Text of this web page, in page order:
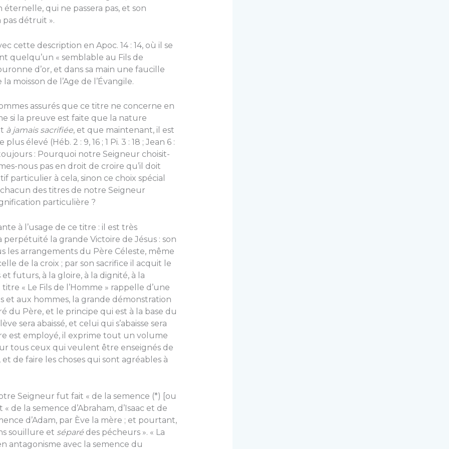
qui ne passera pas, et son
détruit ».
description en Apoc. 14 : 14, où il se
quelqu’un « semblable au Fils de
d’or, et dans sa main une faucille
moisson de l’Age de l’Évangile.
assurés que ce titre ne concerne en
si la preuve est faite que la nature
à jamais sacrifiée, et que maintenant, il est
élevé (Héb. 2 : 9, 16 ; 1 Pi. 3 : 18 ; Jean 6 :
toujours : Pourquoi notre Seigneur choisit-
nous pas en droit de croire qu’il doit
à cela, sinon ce choix spécial
des titres de notre Seigneur
particulière ?
l’usage de ce titre : il est très
perpétuité la grande Victoire de Jésus : son
les arrangements du Père Céleste, même
de la croix ; par son sacrifice il acquit le
futurs, à la gloire, à la dignité, à la
« Le Fils de l’Homme » rappelle d’une
et aux hommes, la grande démonstration
du Père, et le principe qui est à la base du
sera abaissé, et celui qui s’abaisse sera
est employé, il exprime tout un volume
tous ceux qui veulent être enseignés de
de faire les choses qui sont agréables à
fut fait « de la semence (*) [ou
de la semence d’Abraham, d’Isaac et de
d’Adam, par Ève la mère ; et pourtant,
souillure et séparédes pécheurs ». « La
antagonisme avec la semence du